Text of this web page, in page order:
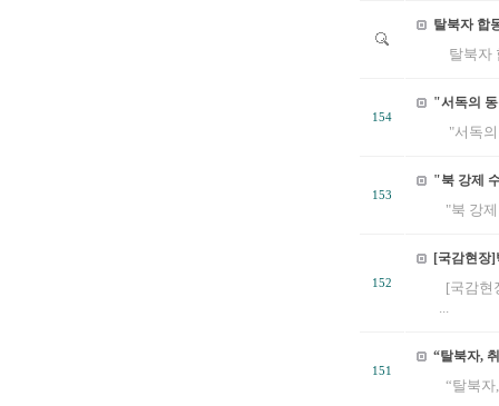
탈북자 합
탈북자
154
"서독의
"서독
153
"북 강제
"북 강
152
[국감현장
[국감현
...
151
“탈북자,
“탈북